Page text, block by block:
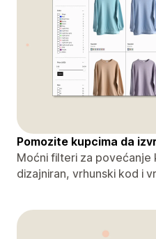
Pomozite kupcima da
Moćni filteri za povećanje
dizajniran, vrhunski kod i